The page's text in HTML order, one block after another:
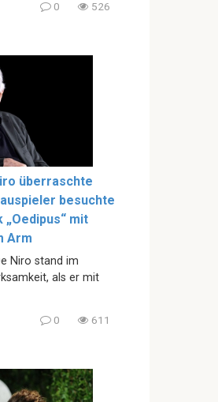
0 526
überraschte
besuchte
„Oedipus“ mit
Arm
Niro stand im
als er mit
0 611